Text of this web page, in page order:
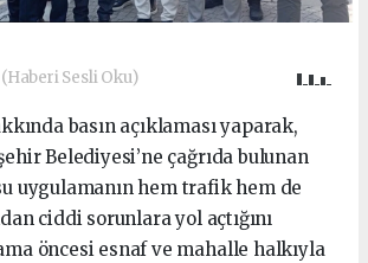
(Haberi Sesli Oku)
basın açıklaması yaparak,
Belediyesi’ne çağrıda bulunan
uygulamanın hem trafik hem de
ciddi sorunlara yol açtığını
öncesi esnaf ve mahalle halkıyla